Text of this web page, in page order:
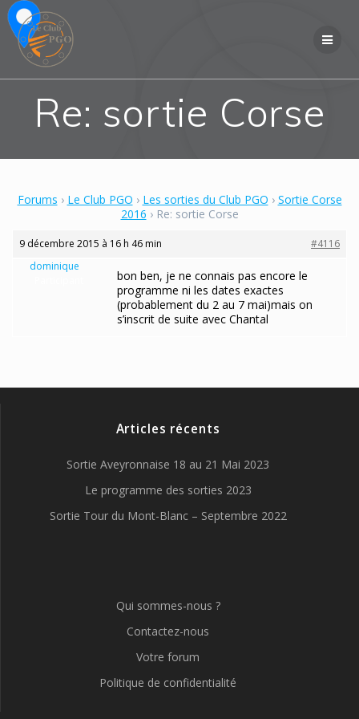
Re: sortie Corse
Forums › Le Club PGO › Les sorties du Club PGO › Sortie Corse
2016 › Re: sortie Corse
9 décembre 2015 à 16 h 46 min
#4116
dominique
bon ben, je ne connais pas encore le
programme ni les dates exactes
(probablement du 2 au 7 mai)mais on
s’inscrit de suite avec Chantal
Articles récents
Sortie Aveyronnaise 18 au 21 Mai 2023
Le programme des sorties 2023
Sortie Tour du Mont-Blanc – Septembre 2022
Qui sommes-nous ?
Contactez-nous
Votre forum
Politique de confidentialité